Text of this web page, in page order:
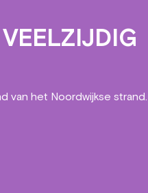
van het Noordwijkse strand.